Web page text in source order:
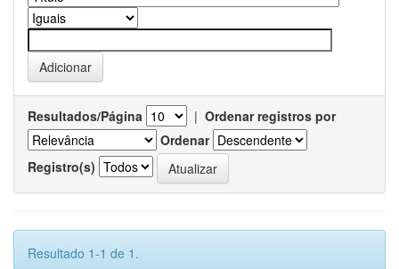
Resultados/Página | Ordenar registros por
Ordenar
Registro(s)
Resultado 1-1 de 1.